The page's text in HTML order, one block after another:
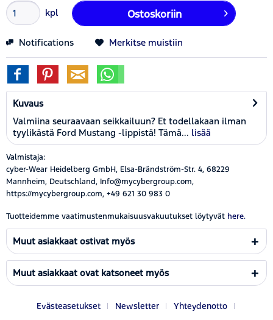
kpl Ostoskoriin
Notifications Merkitse muistiin
Kuvaus
Valmiina seuraavaan seikkailuun? Et todellakaan ilman
tyylikästä Ford Mustang -lippistä! Tämä... lisää
Valmistaja:
cyber-Wear Heidelberg GmbH, Elsa-Brändström-Str. 4, 68229
Mannheim, Deutschland, Info@mycybergroup.com,
https://mycybergroup.com, +49 621 30 983 0
Tuotteidemme vaatimustenmukaisuusvakuutukset löytyvät here.
Muut asiakkaat ostivat myös
Muut asiakkaat ovat katsoneet myös
Evästeasetukset Newsletter
Yhteydenotto